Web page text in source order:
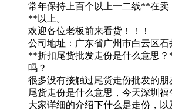
常年保持上百个以上一二线**在卖
**以上。
欢迎各位老板前来看货！！！
公司地址：广东省广州市白云区石
**折扣尾货批发走份是什么意思
吗？
很多没有接触过尾货走份批发的
尾货走份是什么意思，今天深圳
大家详细的介绍下什么是走份，